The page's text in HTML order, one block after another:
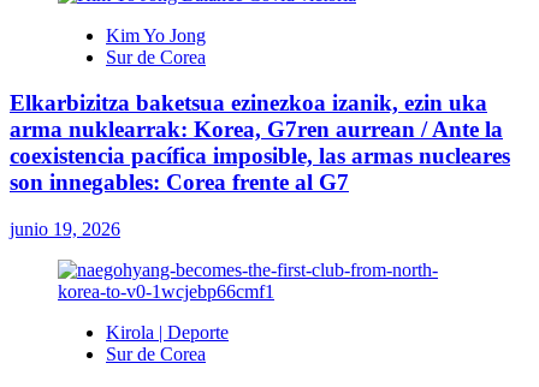
Kim Yo Jong
Sur de Corea
Elkarbizitza baketsua ezinezkoa izanik, ezin uka
arma nuklearrak: Korea, G7ren aurrean / Ante la
coexistencia pacífica imposible, las armas nucleares
son innegables: Corea frente al G7
junio 19, 2026
Kirola | Deporte
Sur de Corea